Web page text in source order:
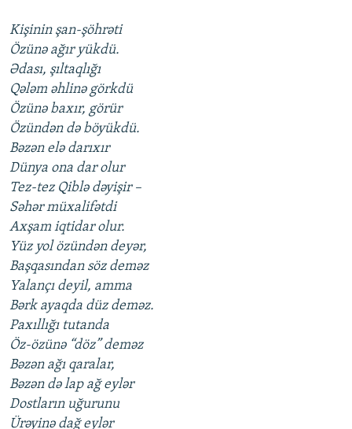
Kişinin şan-şöhrəti
Özünə ağır yükdü.
Ədası, şıltaqlığı
Qələm əhlinə görkdü
Özünə baxır, görür
Özündən də böyükdü.
Bəzən elə darıxır
Dünya ona dar olur
Tez-tez Qiblə dəyişir –
Səhər müxalifətdi
Axşam iqtidar olur.
Yüz yol özündən deyər,
Başqasından söz deməz
Yalançı deyil, amma
Bərk ayaqda düz deməz.
Paxıllığı tutanda
Öz-özünə “döz” deməz
Bəzən ağı qaralar,
Bəzən də lap ağ eylər
Dostların uğurunu
Ürəyinə dağ eylər